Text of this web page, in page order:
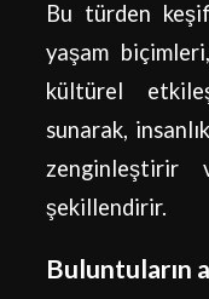
Bu türden
yaşam
kültürel
sunarak,
zenginleştirir
şekillendirir.
Buluntuların